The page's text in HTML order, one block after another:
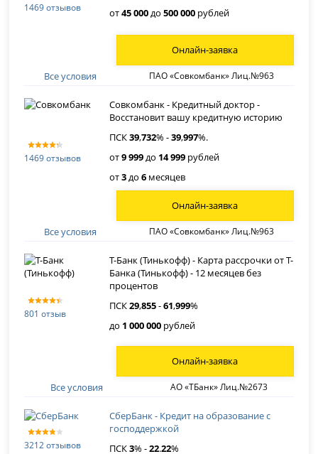
1469 отзывов
от45 000до500 000 рублей
Все условия ПАО «Совкомбанк» Лиц.№963
Онлайн-заявка
1469 отзывов
Совкомбанк - Кредитный доктор -
Восстановит вашу кредитную историю
ПСК39,732% -39,997%.
от9 999до 14 999 рублей
от3до6 месяцев
Все условия ПАО «Совкомбанк» Лиц.№963
Онлайн-заявка
801 отзыв
Т-Банк (Тинькофф) - Карта рассрочки от Т-
Банка (Тинькофф) - 12 месяцев без
процентов
ПСК29,855-61,999%
до 1 000 000 рублей
Все условия АО «ТБанк» Лиц.№2673
Онлайн-заявка
3212 отзывов
СберБанк - Кредит на образование с
господдержкой
ПСК3% -22.22%